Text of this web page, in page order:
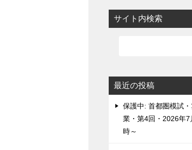
サイト内検索
最近の投稿
保護中: 首都圏模試
業・第4回・2026年
時～